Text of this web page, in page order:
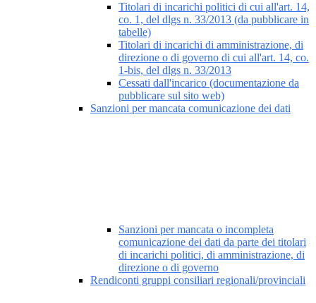
Titolari di incarichi politici di cui all'art. 14,
co. 1, del dlgs n. 33/2013 (da pubblicare in
tabelle)
Titolari di incarichi di amministrazione, di
direzione o di governo di cui all'art. 14, co.
1-bis, del dlgs n. 33/2013
Cessati dall'incarico (documentazione da
pubblicare sul sito web)
Sanzioni per mancata comunicazione dei dati
Sanzioni per mancata o incompleta
comunicazione dei dati da parte dei titolari
di incarichi politici, di amministrazione, di
direzione o di governo
Rendiconti gruppi consiliari regionali/provinciali